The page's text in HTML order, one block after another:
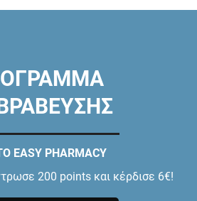
EASY PHARMACY
200 points και κέρδισε 6€!